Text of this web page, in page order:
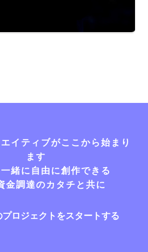
イティブがここから始まり
ます
緒に自由に創作できる
金調達のカタチと共に
ロジェクトをスタートする